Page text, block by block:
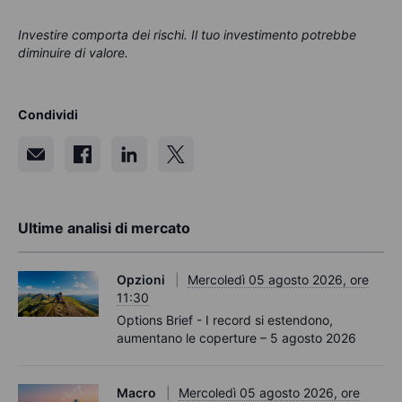
Investire comporta dei rischi. Il tuo investimento potrebbe
diminuire di valore.
Condividi
Ultime analisi di mercato
Opzioni
Mercoledì 05 agosto 2026, ore
11:30
Options Brief - I record si estendono,
aumentano le coperture – 5 agosto 2026
Macro Mercoledì 05 agosto 2026, ore